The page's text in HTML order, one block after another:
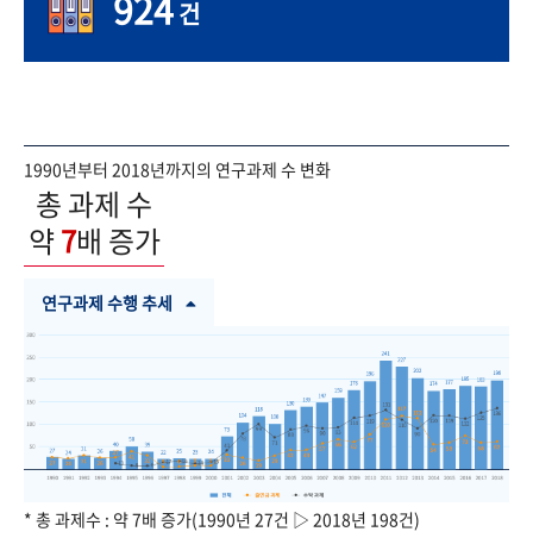
건
1990년부터 2018년까지의 연구과제 수 변화
총 과제 수
약7배 증가
연구과제 수행 추세
* 총 과제수 : 약 7배 증가(1990년 27건 ▷ 2018년 198건)